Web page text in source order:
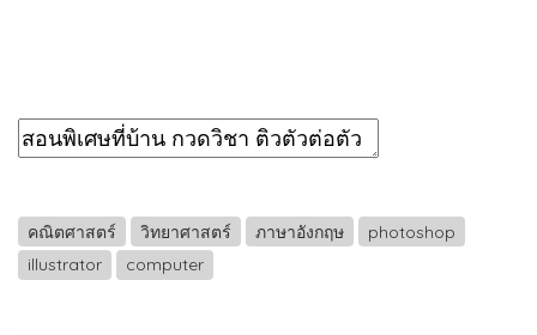
คณิตศาสตร์ วิทยาศาสตร์ ภาษาอังกฤษ
photoshop
illustrator
computer